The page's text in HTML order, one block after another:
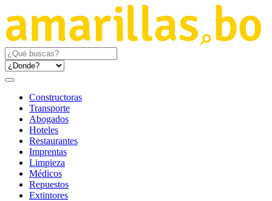
Constructoras
Transporte
Abogados
Hoteles
Restaurantes
Imprentas
Limpieza
Médicos
Repuestos
Extintores